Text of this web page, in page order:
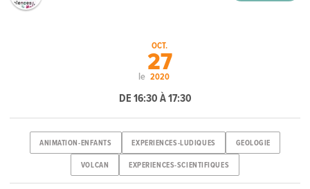
le
OCT.
27
2020
DE 16:30 À 17:30
ANIMATION-ENFANTS EXPERIENCES-LUDIQUES GEOLOGIE
VOLCAN EXPERIENCES-SCIENTIFIQUES